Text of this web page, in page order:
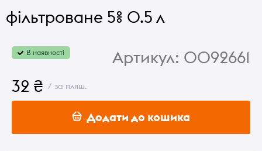
фільтроване 5% 0.5 л
В наявності Артикул: 0092661
32 ₴ / за пляш.
Додати до кошика